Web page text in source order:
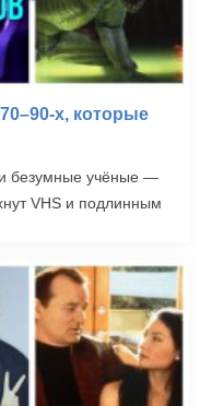
х, которые
безумные учёные —
VHS и подлинным